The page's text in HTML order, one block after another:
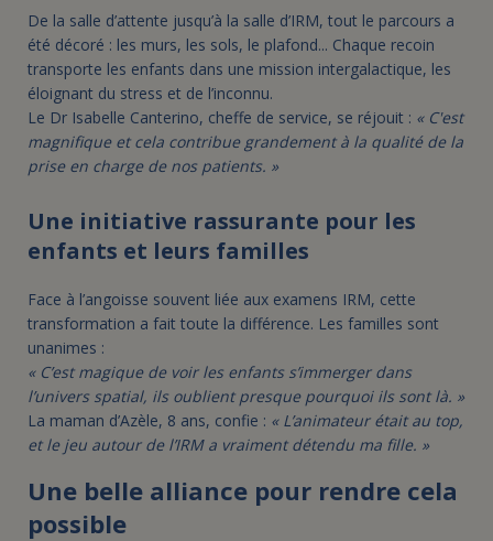
De la salle d’attente jusqu’à la salle d’IRM, tout le parcours a
été décoré : les murs, les sols, le plafond... Chaque recoin
transporte les enfants dans une mission intergalactique, les
éloignant du stress et de l’inconnu.
Le Dr Isabelle Canterino, cheffe de service, se réjouit : « C'est
magnifique et cela contribue grandement à la qualité de la
prise en charge de nos patients. »
Une initiative rassurante pour les
enfants et leurs familles
Face à l’angoisse souvent liée aux examens IRM, cette
transformation a fait toute la différence. Les familles sont
unanimes :
« C’est magique de voir les enfants s’immerger dans
l’univers spatial, ils oublient presque pourquoi ils sont là. »
La maman d’Azèle, 8 ans, confie : « L’animateur était au top,
et le jeu autour de l’IRM a vraiment détendu ma fille. »
Une belle alliance pour rendre cela
possible